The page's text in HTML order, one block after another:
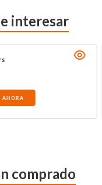
interesar
AHORA
comprado